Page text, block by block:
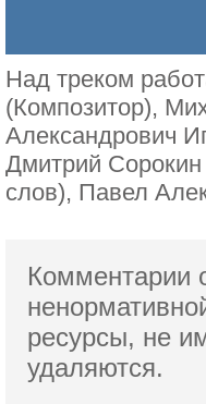
Над треком
(Композитор),
Александрович
Дмитрий
слов), Павел
Комментарии
ресурсы, не
удаляются.